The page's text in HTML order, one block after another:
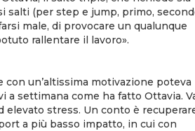
salti (per step e jump, primo,
male, di provocare un qualunque
rallentare il lavoro».
con un’altissima motivazione poteva
settimana come ha fatto Ottavia.
elevato stress. Un conto è
a più basso impatto, in cui con